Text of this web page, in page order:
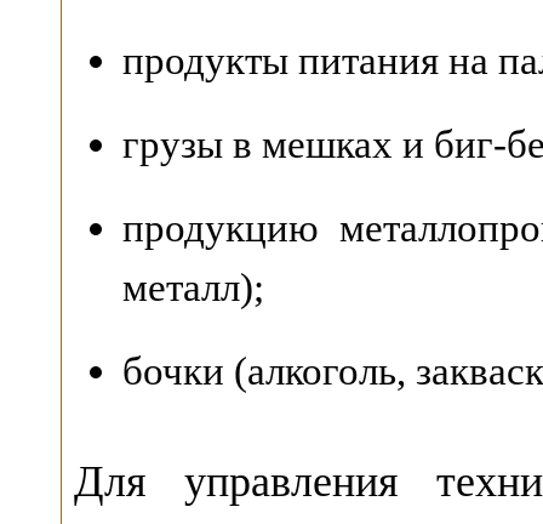
продукты питания на
грузы в мешках и биг-
продукцию
металл);
бочки (алкоголь,
Для управления